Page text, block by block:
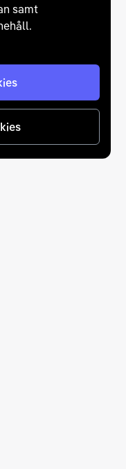
samt
erbjuda dig bästa
rad olika
dig trygg vid ditt köp
gällande